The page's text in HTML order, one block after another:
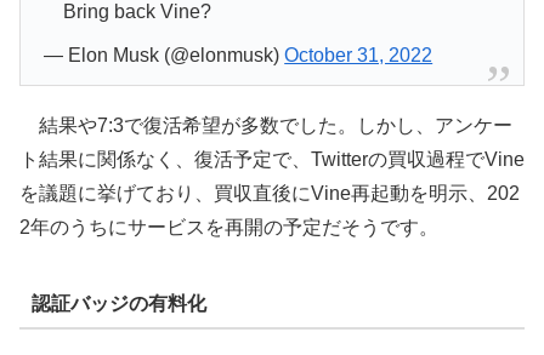
Bring back Vine?
— Elon Musk (@elonmusk)October 31, 2022
結果や7:3で復活希望が多数でした。しかし、アンケー
ト結果に関係なく、復活予定で、Twitterの買収過程でVine
を議題に挙げており、買収直後にVine再起動を明示、202
2年のうちにサービスを再開の予定だそうです。
認証バッジの有料化